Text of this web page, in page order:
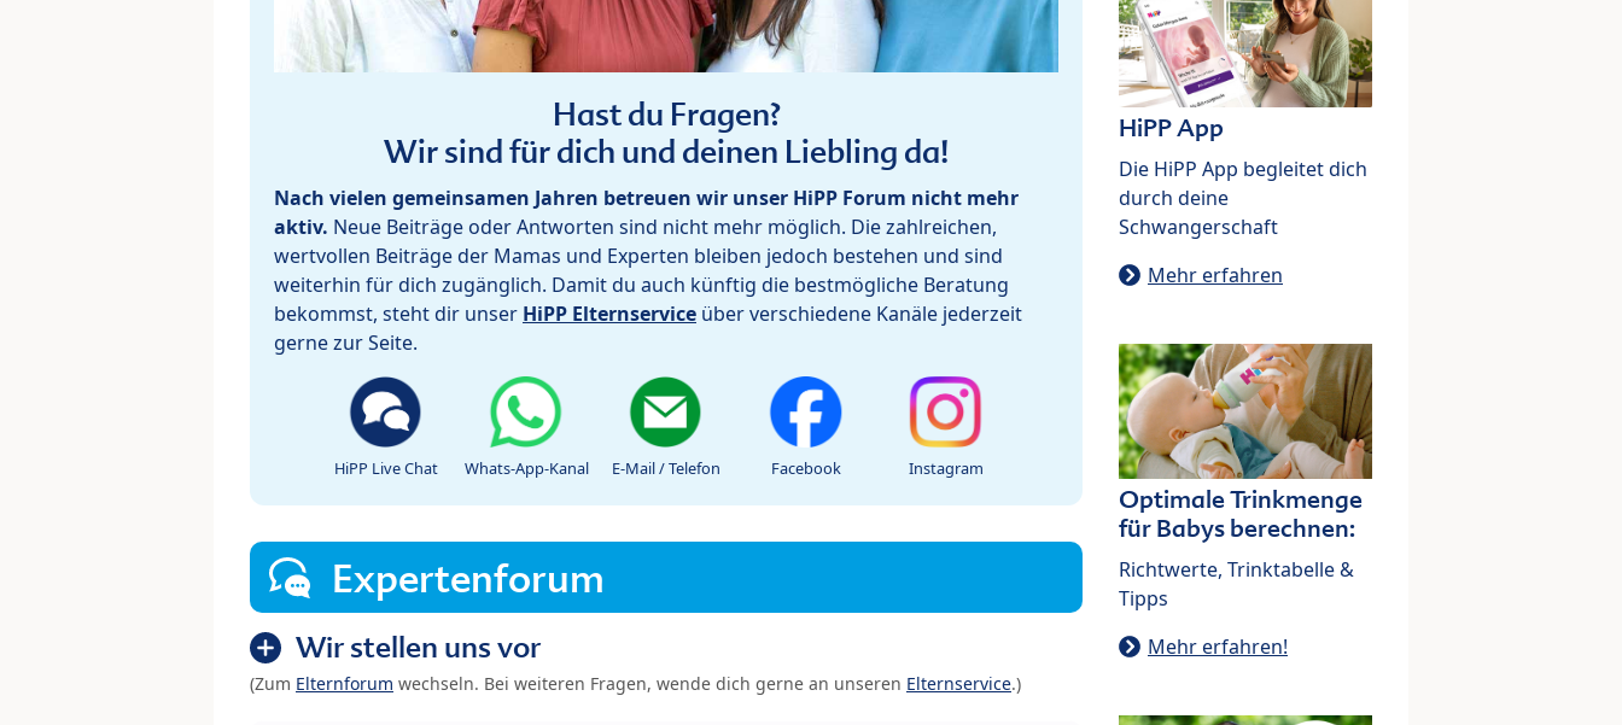
Hast du Fragen?
Wir sind für dich und deinen Liebling da!
Nach vielen gemeinsamen Jahren betreuen wir unser HiPP Forum nicht mehr
aktiv. Neue Beiträge oder Antworten sind nicht mehr möglich. Die zahlreichen,
wertvollen Beiträge der Mamas und Experten bleiben jedoch bestehen und sind
weiterhin für dich zugänglich. Damit du auch künftig die bestmögliche Beratung
bekommst, steht dir unser HiPP Elternservice über verschiedene Kanäle jederzeit
gerne zur Seite.
HiPP Live Chat Whats-App-Kanal E-Mail / Telefon Facebook Instagram
Expertenforum
Wir stellen uns vor
(Zum Elternforum wechseln. Bei weiteren Fragen, wende dich gerne an unseren Elternservice.)
HiPP App
Die HiPP App begleitet dich
durch deine
Schwangerschaft
Mehr erfahren
Optimale Trinkmenge
für Babys berechnen:
Richtwerte, Trinktabelle &
Tipps
Mehr erfahren!